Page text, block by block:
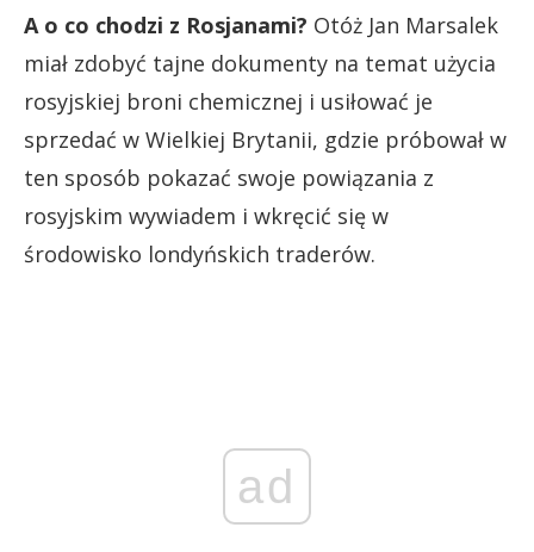
A o co chodzi z Rosjanami? Otóż Jan Marsalek
miał zdobyć tajne dokumenty na temat użycia
rosyjskiej broni chemicznej i usiłować je
sprzedać w Wielkiej Brytanii, gdzie próbował w
ten sposób pokazać swoje powiązania z
rosyjskim wywiadem i wkręcić się w
środowisko londyńskich traderów.
ad